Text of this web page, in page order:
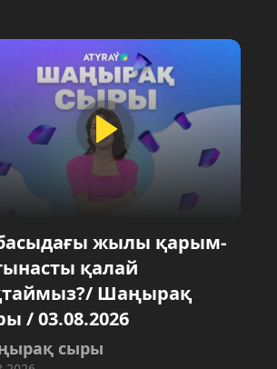
жылы қарым-
қалай
Шаңырақ
/ 03.08.2026
сыры